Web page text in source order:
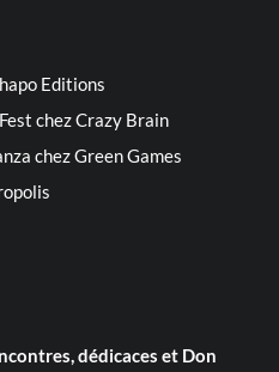
Editions
chez Crazy Brain
chez Green Games
dédicaces et Don